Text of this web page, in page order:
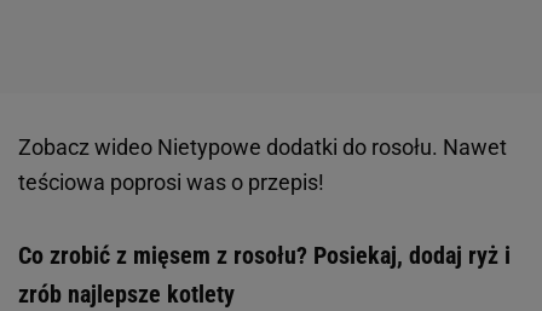
Zobacz wideo Nietypowe dodatki do rosołu. Nawet
teściowa poprosi was o przepis!
Co zrobić z mięsem z rosołu? Posiekaj, dodaj ryż i
zrób najlepsze kotlety